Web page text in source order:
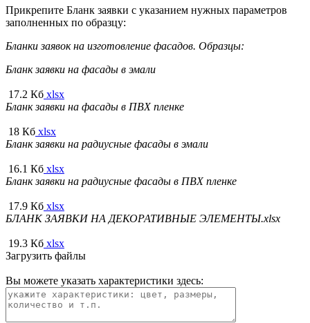
Прикрепите Бланк заявки с указанием нужных параметров
заполненных по образцу:
Бланки заявок на изготовление фасадов. Образцы:
Бланк заявки на фасады в эмали
17.2 Кб xlsx
Бланк заявки на фасады в ПВХ пленке
18 Кб xlsx
Бланк заявки на радиусные фасады в эмали
16.1 Кб xlsx
Бланк заявки на радиусные фасады в ПВХ пленке
17.9 Кб xlsx
БЛАНК ЗАЯВКИ НА ДЕКОРАТИВНЫЕ ЭЛЕМЕНТЫ.xlsx
19.3 Кб xlsx
Загрузить файлы
Вы можете указать характеристики здесь: